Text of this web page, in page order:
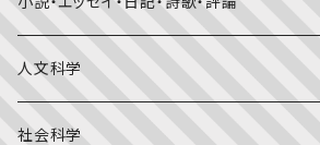
こどものとも0.1.2
こどものとも年少版
その他の月刊誌
おはなしプーカ
日本の絵本
日本文学
詩・短歌・俳句・ことば
人文科学
社会科学